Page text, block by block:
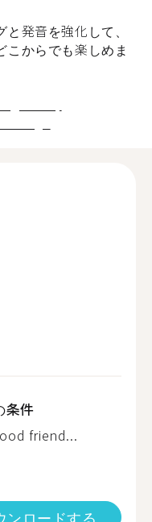
発音を強化して、
からでも楽しめま
条件
friend...
ンロードする